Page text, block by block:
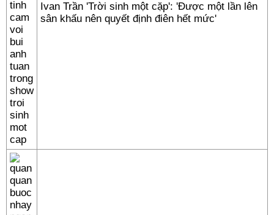
Ivan Trần 'Trời sinh một cặp': 'Được một lần lên
sân khấu nên quyết định điên hết mức'